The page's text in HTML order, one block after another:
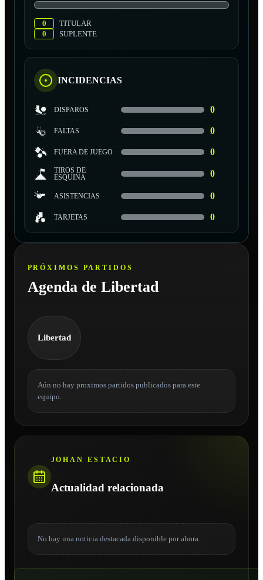
0
TITULAR
0
SUPLENTE
INCIDENCIAS
DISPAROS 0
FALTAS 0
FUERA DE JUEGO 0
TIROS DE
ESQUINA
0
ASISTENCIAS 0
TARJETAS 0
PRÓXIMOS PARTIDOS
Agenda de Libertad
Libertad
Aún no hay proximos partidos publicados para este
equipo.
JOHAN ESTACIO
Actualidad relacionada
No hay una noticia destacada disponible por ahora.